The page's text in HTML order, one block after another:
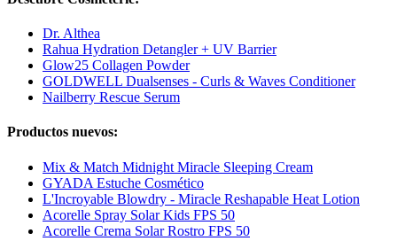
Dr. Althea
Rahua Hydration Detangler + UV Barrier
Glow25 Collagen Powder
GOLDWELL Dualsenses - Curls & Waves Conditioner
Nailberry Rescue Serum
Productos nuevos:
Mix & Match Midnight Miracle Sleeping Cream
GYADA Estuche Cosmético
L'Incroyable Blowdry - Miracle Reshapable Heat Lotion
Acorelle Spray Solar Kids FPS 50
Acorelle Crema Solar Rostro FPS 50